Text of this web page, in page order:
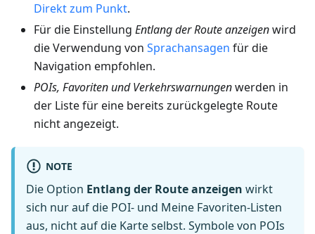
Direkt zum Punkt.
Für die Einstellung Entlang der Route anzeigenwird
die Verwendung von Sprachansagen für die
Navigation empfohlen.
POIs, Favoriten und Verkehrswarnungenwerden in
der Liste für eine bereits zurückgelegte Route
nicht angezeigt.
NOTE
Die Option Entlang der Route anzeigen wirkt
sich nur auf die POI- und Meine Favoriten-Listen
aus, nicht auf die Karte selbst. Symbole von POIs